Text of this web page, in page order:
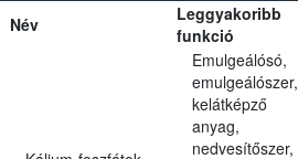
Név
Leggyakoribb
funkció
Emulgeálósó,
emulgeálószer,
kelátképző
anyag,
nedvesítőszer,